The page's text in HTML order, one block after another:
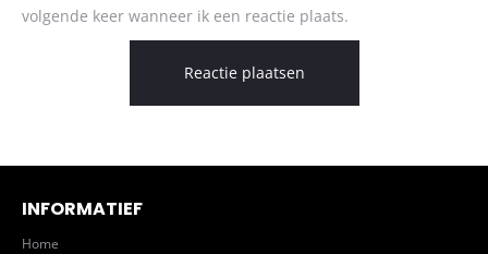
volgende keer wanneer ik een reactie plaats.
INFORMATIEF
Home